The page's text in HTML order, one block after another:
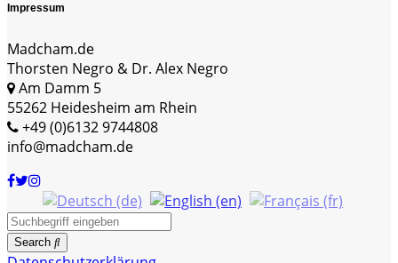
Impressum
Madcham.de
Thorsten Negro & Dr. Alex Negro
Am Damm 5
55262 Heidesheim am Rhein
+49 (0)6132 9744808
info@madcham.de
Search